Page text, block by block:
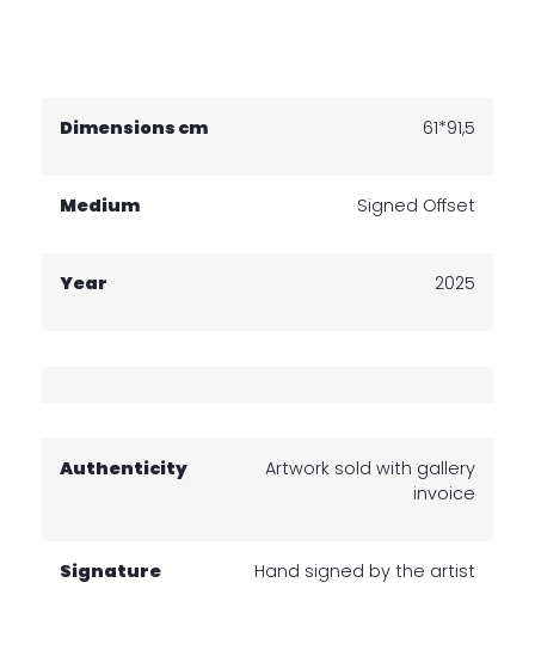
Dimensions cm 61*91,5
Medium Signed Offset
Year 2025
Authenticity
Artwork sold with gallery
invoice
Signature Hand signed by the artist